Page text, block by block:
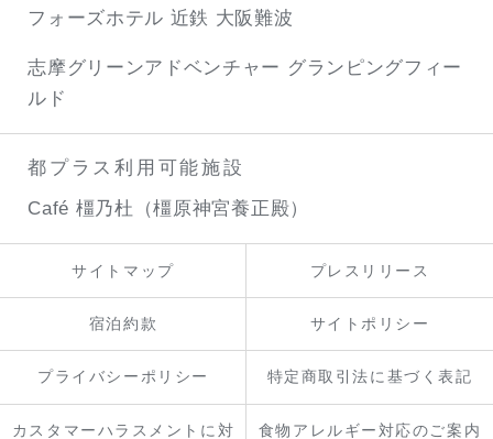
フォーズホテル 近鉄 大阪難波
志摩グリーンアドベンチャー グランピングフィー
ルド
都プラス利用可能施設
Café 橿乃杜（橿原神宮養正殿）
サイトマップ プレスリリース
宿泊約款 サイトポリシー
プライバシーポリシー 特定商取引法に基づく表記
カスタマーハラスメントに対 食物アレルギー対応のご案内